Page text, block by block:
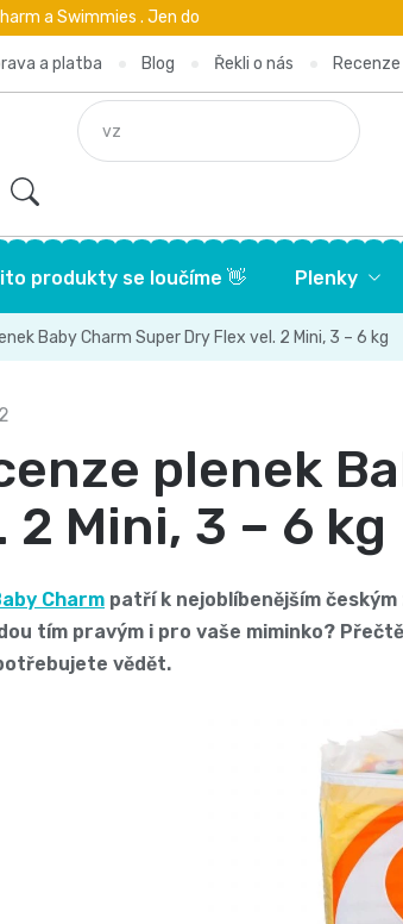
a Swimmies . Jen do
a platba Blog Řekli o nás Recenze
produkty se loučíme 👋 Plenky
Baby Charm Super Dry Flex vel. 2 Mini, 3 – 6 kg
plenek
2 Mini, 3 – 6 kg
Charm patří k nejoblíbenějším
tím pravým i pro vaše miminko?
vědět.